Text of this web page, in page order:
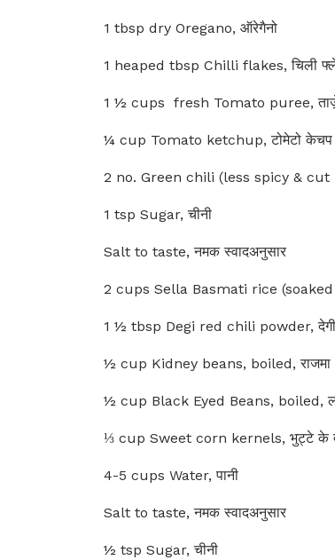
1 tbsp dry Oregano, ऑरेगैनो
1 heaped tbsp Chilli flakes, चिली
1 ½ cups fresh Tomato puree, ताज़े
¼ cup Tomato ketchup, टोमेटो केचप
2 no. Green chili (less spicy & cut
1 tsp Sugar, चीनी
Salt to taste, नमक स्वादअनुसार
2 cups Sella Basmati rice (soaked
1 ½ tbsp Degi red chili powder, देगी
½ cup Kidney beans, boiled, राजमा
½ cup Black Eyed Beans, boiled,
⅓ cup Sweet corn kernels, भुट्टे के
4-5 cups Water, पानी
Salt to taste, नमक स्वादअनुसार
½ tsp Sugar, चीनी